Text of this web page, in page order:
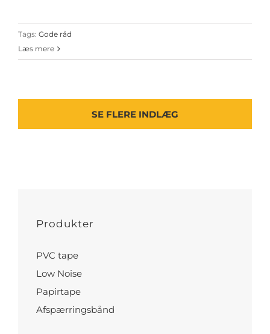
Tags: Gode råd
Læs mere
SE FLERE INDLÆG
Produkter
PVC tape
Low Noise
Papirtape
Afspærringsbånd